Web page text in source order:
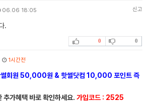
06.06 18:05 신고
.
0 0
1시간전
썰회원 50,000원 & 핫썰닷컴 10,000 포인트 즉
추가혜택 바로 확인하세요. 가입코드 : 2525